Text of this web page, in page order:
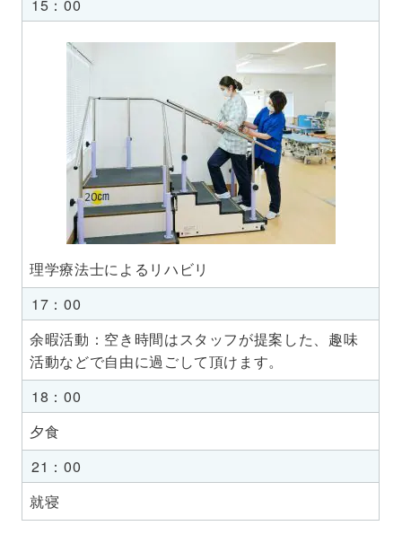
15：00
理学療法士によるリハビリ
17：00
余暇活動：空き時間はスタッフが提案した、趣味
活動などで自由に過ごして頂けます。
18：00
夕食
21：00
就寝